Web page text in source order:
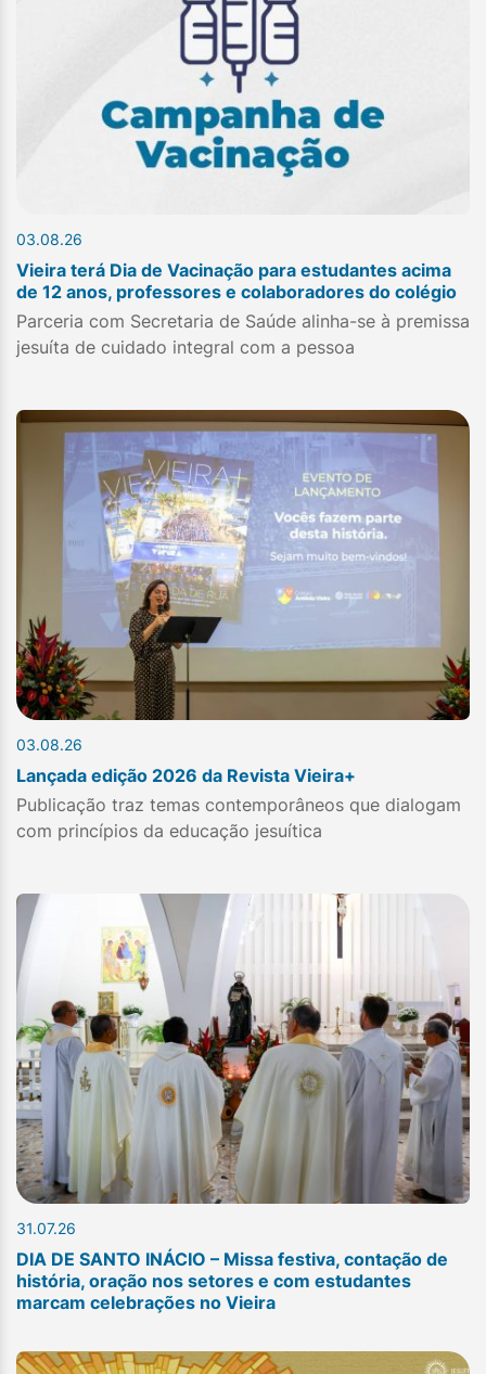
03.08.26
Vieira terá Dia de Vacinação para estudantes acima
de 12 anos, professores e colaboradores do colégio
Parceria com Secretaria de Saúde alinha-se à premissa
jesuíta de cuidado integral com a pessoa
03.08.26
Lançada edição 2026 da Revista Vieira+
Publicação traz temas contemporâneos que dialogam
com princípios da educação jesuítica
31.07.26
DIA DE SANTO INÁCIO – Missa festiva, contação de
história, oração nos setores e com estudantes
marcam celebrações no Vieira